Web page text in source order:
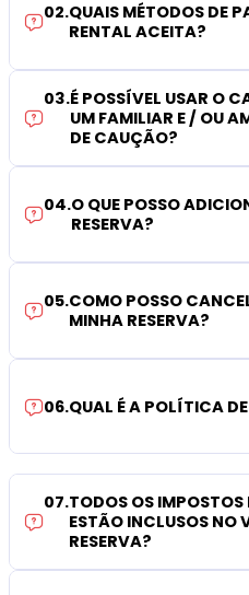
02.QUAIS MÉTODOS DE
RENTAL ACEITA?
03.É POSSÍVEL USAR O
UM FAMILIAR E / OU
DE CAUÇÃO?
04.O QUE POSSO
RESERVA?
05.COMO POSSO
MINHA RESERVA?
06.QUAL É A POLÍTICA
07.TODOS OS IMPOSTOS
ESTÃO INCLUSOS NO
RESERVA?